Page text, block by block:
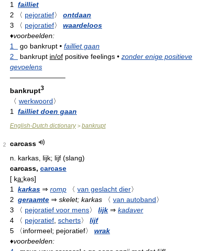
1 failliet
2
〈 pejoratief〉
ontdaan
3
〈 pejoratief〉
waardeloos
♦voorbeelden:
1
go bankrupt • failliet gaan
2
bankrupt in/of positive feelings • zonder enige positieve
gevoelens
————————
bankrupt3
〈 werkwoord〉
1
failliet doen gaan
English-Dutch dictionary> bankrupt
2
carcass
n.
karkas, lijk; lijf (slang)
carcass, carcase
[ ka:kəs]
1
karkas ⇒ romp 〈 van geslacht dier〉
2 geraamte ⇒ skelet; karkas 〈 van autoband〉
3
〈 pejoratief voor mens〉 lijk ⇒ kadaver
4
〈 pejoratief scherts〉
lijf
5
〈informeel; pejoratief〉
wrak
♦voorbeelden: